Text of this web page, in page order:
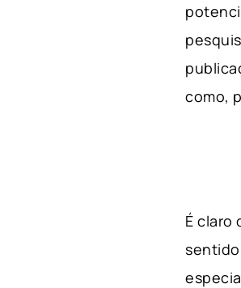
como,
É claro